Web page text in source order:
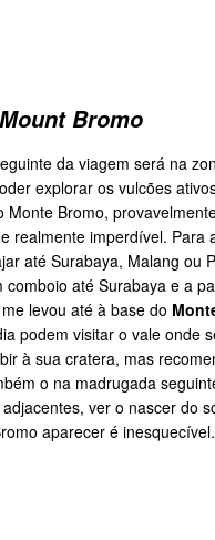
Bromo
da viagem será na
explorar os vulcões
Monte Bromo,
realmente imperdível. Para
até Surabaya, Malang ou
comboio até Surabaya e a
levou até à base do
podem visitar o vale onde
à sua cratera, mas
o na madrugada
ver o nascer do
aparecer é inesquecível.